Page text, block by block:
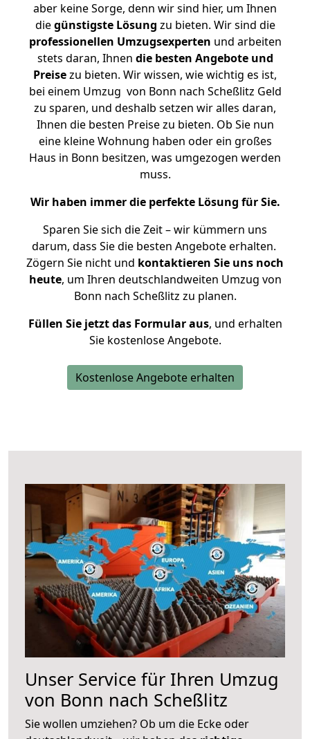
aber keine Sorge, denn wir sind hier, um Ihnen
diegünstigste Lösung zu bieten. Wir sind die
professionellen Umzugsexperten und arbeiten
stets daran, Ihnen die besten Angebote und
Preisezu bieten. Wir wissen, wie wichtig es ist,
bei einem Umzug von Bonn nach Scheßlitz Geld
zu sparen, und deshalb setzen wir alles daran,
Ihnen die besten Preise zu bieten. Ob Sie nun
eine kleine Wohnung haben oder ein großes
Haus in Bonn besitzen, was umgezogen werden
muss.
Wir haben immer die perfekte Lösung für Sie.
Sparen Sie sich die Zeit – wir kümmern uns
darum, dass Sie die besten Angebote erhalten.
Zögern Sie nicht und kontaktieren Sie uns noch
heute, um Ihren deutschlandweiten Umzug von
Bonn nach Scheßlitz zu planen.
Füllen Sie jetzt das Formular aus, und erhalten
Sie kostenlose Angebote.
Kostenlose Angebote erhalten
Unser Service für Ihren Umzug
von Bonn nach Scheßlitz
Sie wollen umziehen? Ob um die Ecke oder